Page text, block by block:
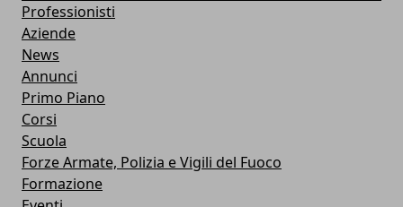
Professionisti
Aziende
News
Annunci
Primo Piano
Corsi
Scuola
Forze Armate, Polizia e Vigili del Fuoco
Formazione